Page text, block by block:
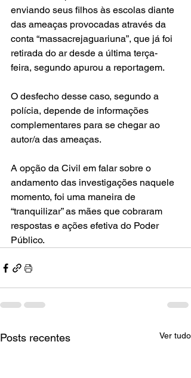
enviando seus filhos às escolas diante
das ameaças provocadas através da
conta “massacrejaguariuna”, que já foi
retirada do ar desde a última terça-
feira, segundo apurou a reportagem.
O desfecho desse caso, segundo a
polícia, depende de informações
complementares para se chegar ao
autor/a das ameaças.
A opção da Civil em falar sobre o
andamento das investigações naquele
momento, foi uma maneira de
“tranquilizar” as mães que cobraram
respostas e ações efetiva do Poder
Público.
Posts recentes Ver tudo